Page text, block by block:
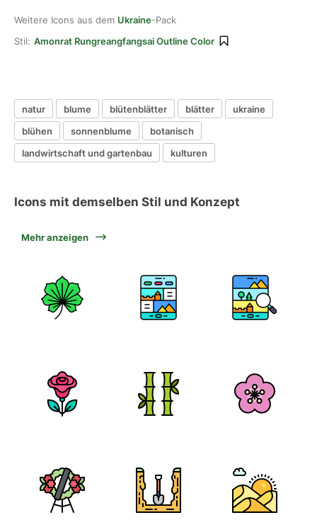
Weitere Icons aus dem Ukraine-Pack
Stil: Amonrat Rungreangfangsai Outline Color
natur blume blütenblätter blätter
ukraine
blühen
sonnenblume
botanisch
landwirtschaft und gartenbau
kulturen
Icons mit demselben Stil und Konzept
Mehr anzeigen